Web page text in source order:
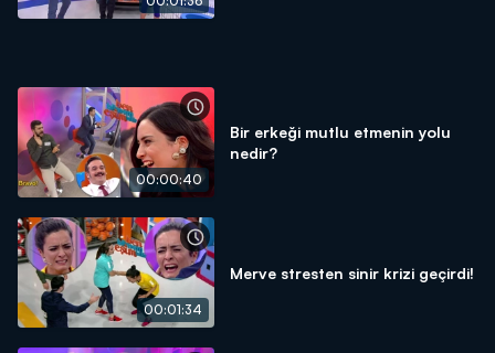
00:00:40
Bir erkeği mutlu etmenin yolu
nedir?
00:01:34
Merve stresten sinir krizi geçirdi!